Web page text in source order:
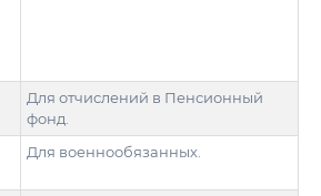
Для отчислений в Пенсионный
фонд.
Для военнообязанных.